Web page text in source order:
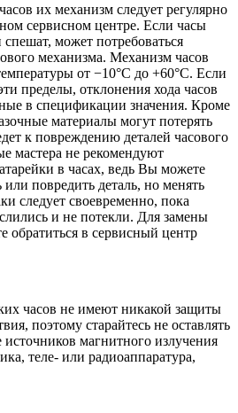
их механизм следует регулярно
сервисном центре. Если часы
может потребоваться
механизма. Механизм часов
от −10°C до +60°C. Если
пределы, отклонения хода часов
в спецификации значения. Кроме
материалы могут потерять
к повреждению деталей часового
мастера не рекомендуют
в часах, ведь Вы можете
повредить деталь, но менять
следует своевременно, пока
и не потекли. Для замены
обратиться в сервисный центр
часов не имеют никакой защиты
поэтому старайтесь не оставлять
магнитного излучения
теле- или радиоаппаратура,